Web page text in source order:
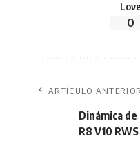
Love
0
ARTÍCULO ANTERIOR
Dinámica
R8 V10 RWS